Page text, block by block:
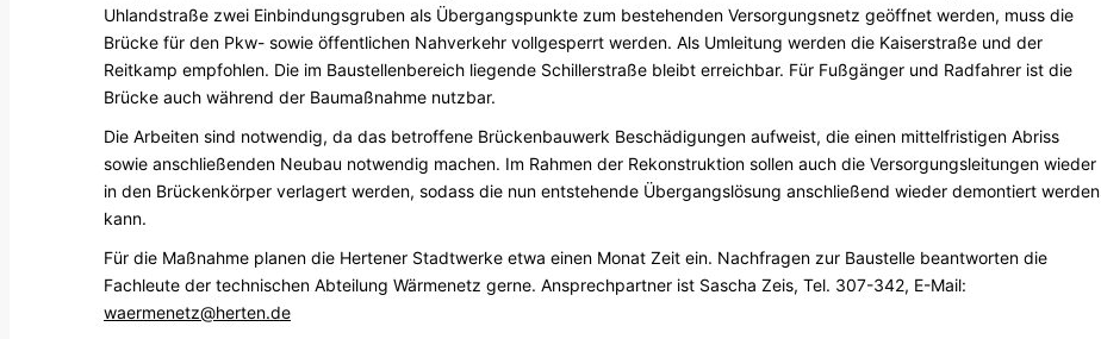
Uhlandstraße zwei Einbindungsgruben als Übergangspunkte zum bestehenden Versorgungsnetz geöffnet werden, muss die
Brücke für den Pkw- sowie öffentlichen Nahverkehr vollgesperrt werden. Als Umleitung werden die Kaiserstraße und der
Reitkamp empfohlen. Die im Baustellenbereich liegende Schillerstraße bleibt erreichbar. Für Fußgänger und Radfahrer ist die
Brücke auch während der Baumaßnahme nutzbar.
Die Arbeiten sind notwendig, da das betroffene Brückenbauwerk Beschädigungen aufweist, die einen mittelfristigen Abriss
sowie anschließenden Neubau notwendig machen. Im Rahmen der Rekonstruktion sollen auch die Versorgungsleitungen wieder
in den Brückenkörper verlagert werden, sodass die nun entstehende Übergangslösung anschließend wieder demontiert werden
kann.
Für die Maßnahme planen die Hertener Stadtwerke etwa einen Monat Zeit ein. Nachfragen zur Baustelle beantworten die
Fachleute der technischen Abteilung Wärmenetz gerne. Ansprechpartner ist Sascha Zeis, Tel. 307-342, E-Mail:
waermenetz@herten.de